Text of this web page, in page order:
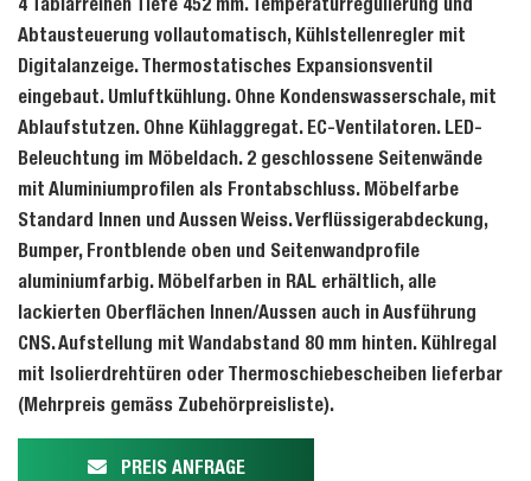
Abtausteuerung vollautomatisch, Kühlstellenregler mit
Digitalanzeige. Thermostatisches Expansionsventil
eingebaut. Umluftkühlung. Ohne Kondenswasserschale, mit
Ablaufstutzen. Ohne Kühlaggregat. EC-Ventilatoren. LED-
Beleuchtung im Möbeldach. 2 geschlossene Seitenwände
mit Aluminiumprofilen als Frontabschluss. Möbelfarbe
Standard Innen und Aussen Weiss. Verflüssigerabdeckung,
Bumper, Frontblende oben und Seitenwandprofile
aluminiumfarbig. Möbelfarben in RAL erhältlich, alle
lackierten Oberflächen Innen/Aussen auch in Ausführung
CNS. Aufstellung mit Wandabstand 80 mm hinten. Kühlregal
mit Isolierdrehtüren oder Thermoschiebescheiben lieferbar
(Mehrpreis gemäss Zubehörpreisliste).
PREIS ANFRAGE